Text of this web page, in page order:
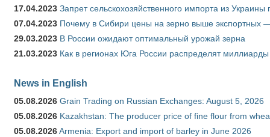
17.04.2023 Запрет сельскохозяйственного импорта из
07.04.2023 Почему в Сибири цены на зерно выше экспортных
29.03.2023 В России ожидают оптимальный урожай зерна
21.03.2023 Как в регионах Юга России распределят
News in English
05.08.2026 Grain Trading on Russian Exchanges: August 5, 2026
05.08.2026 Kazakhstan: The producer price of fine flour from
05.08.2026Armenia: Export and import of barley in June 2026